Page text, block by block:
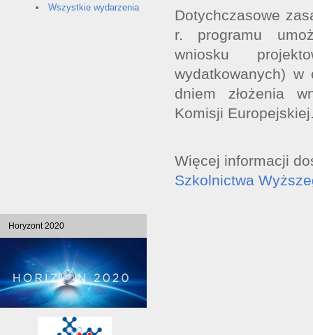
Wszystkie wydarzenia
Dotychczasowe
r. programu
wniosku
wydatkowanych)
dniem złożenia
Komisji
Więcej informacji
Szkolnictwa
Horyzont 2020